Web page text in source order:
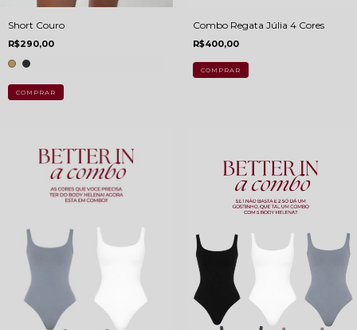
Short Couro
R$290,00
COMPRAR
Combo Regata Júlia 4 Cores
R$400,00
COMPRAR